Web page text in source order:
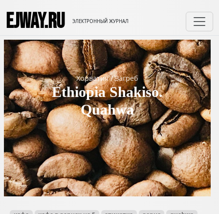
EJWAY.RU ЭЛЕКТРОННЫЙ ЖУРНАЛ
Хорватия/Загреб
Ethiopia Shakiso.
Quahwa